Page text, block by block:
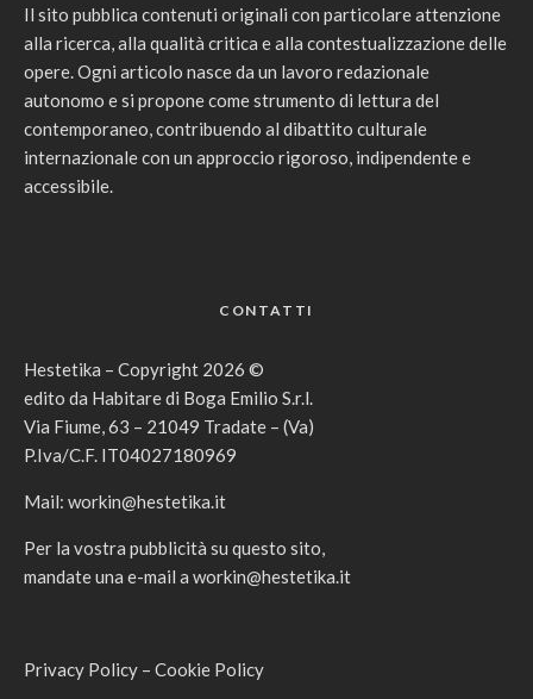
Il sito pubblica contenuti originali con particolare attenzione
alla ricerca, alla qualità critica e alla contestualizzazione delle
opere. Ogni articolo nasce da un lavoro redazionale
autonomo e si propone come strumento di lettura del
contemporaneo, contribuendo al dibattito culturale
internazionale con un approccio rigoroso, indipendente e
accessibile.
CONTATTI
Hestetika – Copyright 2026 ©
edito da Habitare di Boga Emilio S.r.l.
Via Fiume, 63 – 21049 Tradate – (Va)
P.Iva/C.F. IT04027180969
Mail: workin@hestetika.it
Per la vostra pubblicità su questo sito,
mandate una e-mail a workin@hestetika.it
Privacy Policy – Cookie Policy